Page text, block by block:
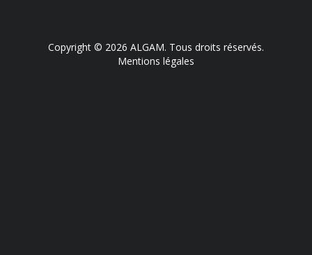
Copyright © 2026 ALGAM. Tous droits réservés.
Mentions légales